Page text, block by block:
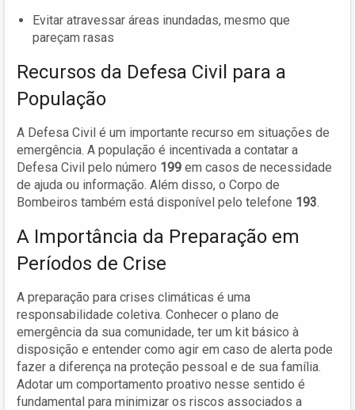
Evitar atravessar áreas inundadas, mesmo que
pareçam rasas
Recursos da Defesa Civil para a
População
A Defesa Civil é um importante recurso em situações de
emergência. A população é incentivada a contatar a
Defesa Civil pelo número 199 em casos de necessidade
de ajuda ou informação. Além disso, o Corpo de
Bombeiros também está disponível pelo telefone 193.
A Importância da Preparação em
Períodos de Crise
A preparação para crises climáticas é uma
responsabilidade coletiva. Conhecer o plano de
emergência da sua comunidade, ter um kit básico à
disposição e entender como agir em caso de alerta pode
fazer a diferença na proteção pessoal e de sua família.
Adotar um comportamento proativo nesse sentido é
fundamental para minimizar os riscos associados a